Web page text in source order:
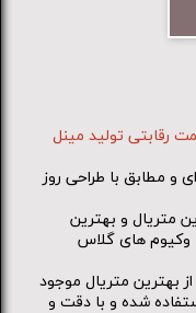
رقابتی تولید مینل
و مطابق با طراحی روز
متریال و بهترین
وکیوم های گلاس
بهترین متریال موجود
شده و با دقت و